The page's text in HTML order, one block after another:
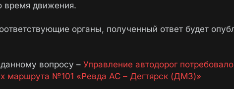
время движения.
органы, полученный ответ будет
вопросу – Управление автодорог потребовало
маршрута №101 «Ревда АС – Дегтярск (ДМЗ)»